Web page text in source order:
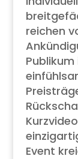
reichen
Event